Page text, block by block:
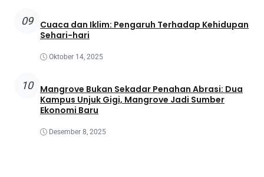
09
Cuaca dan Iklim: Pengaruh Terhadap Kehidupan
Sehari-hari
Oktober 14, 2025
10
Mangrove Bukan Sekadar Penahan Abrasi: Dua
Kampus Unjuk Gigi, Mangrove Jadi Sumber
Ekonomi Baru
Desember 8, 2025